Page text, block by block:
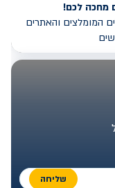
מחכה לכם!
המומלצים והאתרים
שליחה